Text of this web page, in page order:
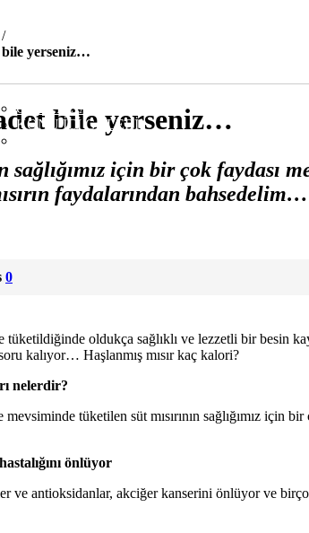
BASINI
ÖRNEK SAYFA
KONU İÇİ GALERİ
YORUMLU KONU
/
yerseniz…
bile yerseniz…
sağlığımız için bir çok faydası
faydalarından bahsedelim…
0
tüketildiğinde oldukça sağlıklı ve lezzetli bir besin
kalıyor… Haşlanmış mısır kaç kalori?
nelerdir?
mevsiminde tüketilen süt mısırının sağlığımız
önlüyor
ve antioksidanlar, akciğer kanserini önlüyor ve